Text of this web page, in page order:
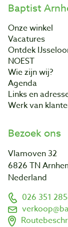
Baptist
Onze winkel
Vacatures
Ontdek
NOEST
Wie zijn wij?
Agenda
Links en
Werk van
Bezoek ons
Vlamoven 32
6826 TN
Nederland
026 351